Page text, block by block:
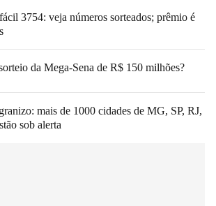
3754: veja números sorteados; prêmio é
da Mega-Sena de R$ 150 milhões?
mais de 1000 cidades de MG, SP, RJ,
sob alerta